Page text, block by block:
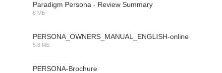
Paradigm Persona - Review Summary
8 МБ
PERSONA_OWNERS_MANUAL_ENGLISH-online
5.8 МБ
PERSONA-Brochure